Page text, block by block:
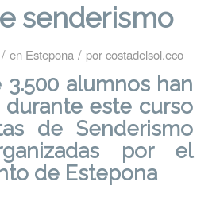
senderismo
/ en Estepona / porcostadelsol.eco
alumnos han
durante este curso
de Senderismo
por el
de Estepona